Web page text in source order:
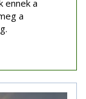
ennek a
a